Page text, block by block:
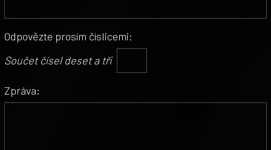
Odpovězte prosím číslicemi:
Součet čísel deset a tři
Zpráva: